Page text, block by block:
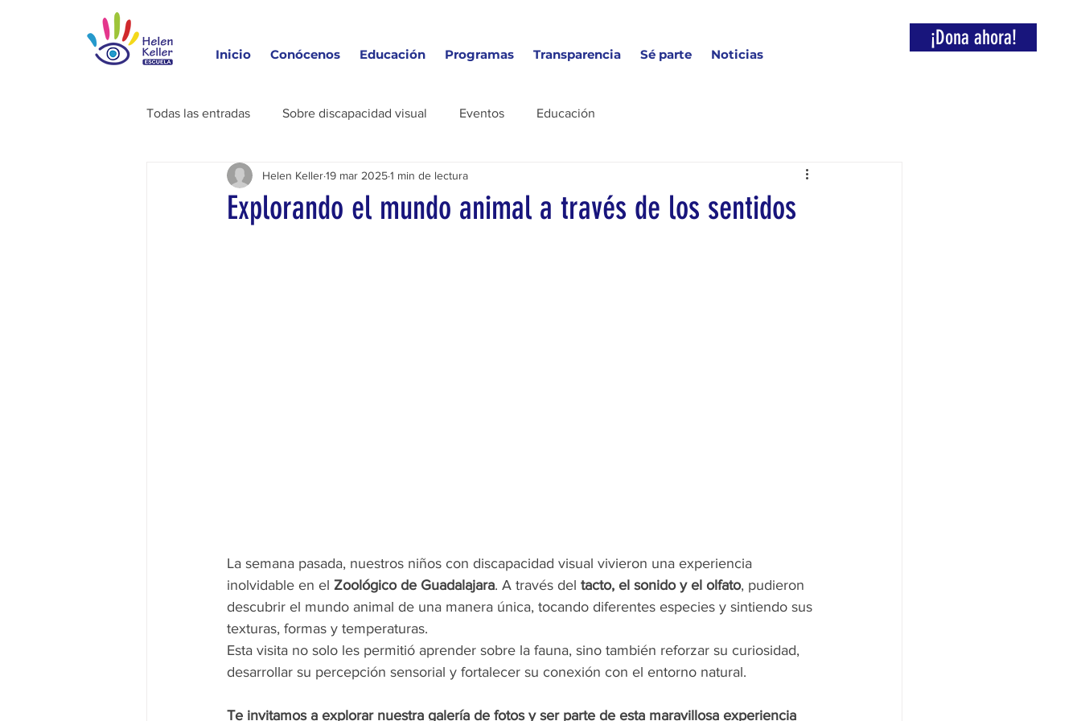
Inicio Conócenos Educación Programas Transparencia Sé parte Noticias
¡Dona ahora!
Todas las entradas Sobre discapacidad visual Eventos Educación
Explorando el mundo animal a través de los sentidos
Helen Keller19 mar 20251 min de lectura
La semana pasada, nuestros niños con discapacidad visual vivieron una experiencia
inolvidable en el Zoológico de Guadalajara. A través del tacto, el sonido y el olfato, pudieron
descubrir el mundo animal de una manera única, tocando diferentes especies y sintiendo sus
texturas, formas y temperaturas.
Esta visita no solo les permitió aprender sobre la fauna, sino también reforzar su curiosidad,
desarrollar su percepción sensorial y fortalecer su conexión con el entorno natural.
Te invitamos a explorar nuestra galería de fotos y ser parte de esta maravillosa experiencia